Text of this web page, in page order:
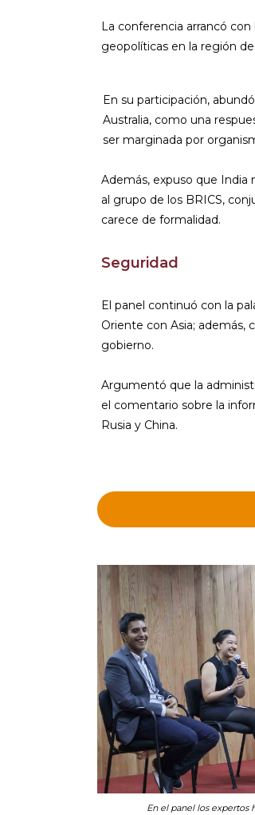
La conferencia arrancó
geopolíticas en la región
En su participación,
Australia, como una
ser marginada por
Además, expuso que India
al grupo de los BRICS,
carece de formalidad.
Seguridad
El panel continuó con la
Oriente con Asia;
gobierno.
Argumentó que la
el comentario sobre la
Rusia y China.
En el panel los expertos